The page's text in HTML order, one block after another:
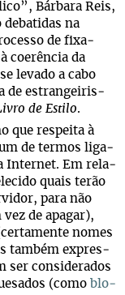
Bár­bara Reis,
deba­ti­das na
de fixa­
coe­rên­cia da
levado a cabo
de estran­gei­ris­
de Estilo.
que res­peita à
de ter­mos liga­
Inter­net. Em rela­
quais terão
para não
vez de apa­gar),
nomes
tam­bém expres­
ser con­si­de­ra­dos
(como blo­